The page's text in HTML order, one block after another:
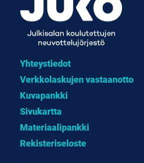
Yhteystiedot
Verkkolaskujen vastaanotto
Kuvapankki
Sivukartta
Materiaalipankki
Rekisteriseloste